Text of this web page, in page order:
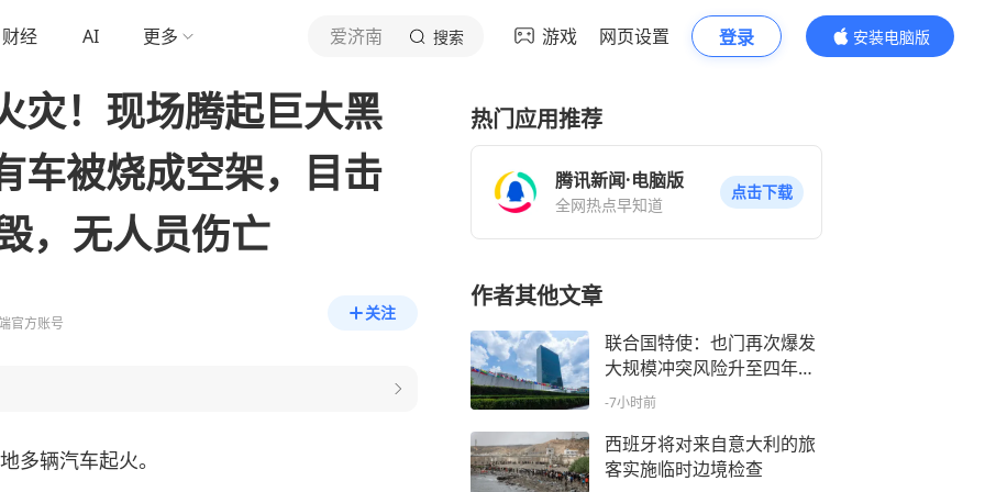
财经 AI 更多 爱济南 搜索 游戏 网页设置 登录
安装电脑版
内容更精彩
灾！现场腾起巨大黑
车被烧成空架，目击
，无人员伤亡
官方账号
关注
多辆汽车起火。
热门应用推荐
腾讯新闻·电脑版
全网热点早知道
点击下载
作者其他文章
联合国特使：也门再次爆发
大规模冲突风险升至四年多
来最高水平
-7小时前
西班牙将对来自意大利的旅
客实施临时边境检查